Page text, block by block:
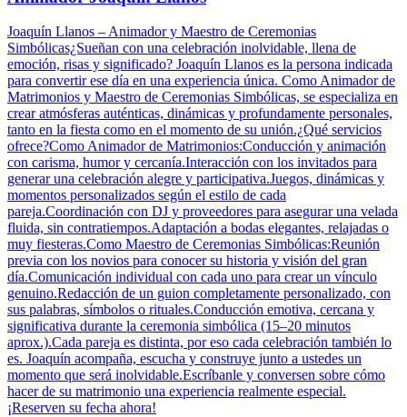
Joaquín Llanos – Animador y Maestro de Ceremonias
Simbólicas¿Sueñan con una celebración inolvidable, llena de
emoción, risas y significado? Joaquín Llanos es la persona indicada
para convertir ese día en una experiencia única. Como Animador de
Matrimonios y Maestro de Ceremonias Simbólicas, se especializa en
crear atmósferas auténticas, dinámicas y profundamente personales,
tanto en la fiesta como en el momento de su unión.¿Qué servicios
ofrece?Como Animador de Matrimonios:Conducción y animación
con carisma, humor y cercanía.Interacción con los invitados para
generar una celebración alegre y participativa.Juegos, dinámicas y
momentos personalizados según el estilo de cada
pareja.Coordinación con DJ y proveedores para asegurar una velada
fluida, sin contratiempos.Adaptación a bodas elegantes, relajadas o
muy fiesteras.Como Maestro de Ceremonias Simbólicas:Reunión
previa con los novios para conocer su historia y visión del gran
día.Comunicación individual con cada uno para crear un vínculo
genuino.Redacción de un guion completamente personalizado, con
sus palabras, símbolos o rituales.Conducción emotiva, cercana y
significativa durante la ceremonia simbólica (15–20 minutos
aprox.).Cada pareja es distinta, por eso cada celebración también lo
es. Joaquín acompaña, escucha y construye junto a ustedes un
momento que será inolvidable.Escríbanle y conversen sobre cómo
hacer de su matrimonio una experiencia realmente especial.
¡Reserven su fecha ahora!